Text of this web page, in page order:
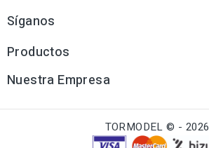
Síganos
Productos
Nuestra Empresa
TORMODEL © - 2026